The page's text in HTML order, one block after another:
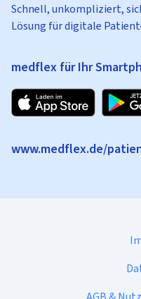
Schnell, unkompliziert,
Lösung für digitale
medflex für Ihr
www.medflex.de/